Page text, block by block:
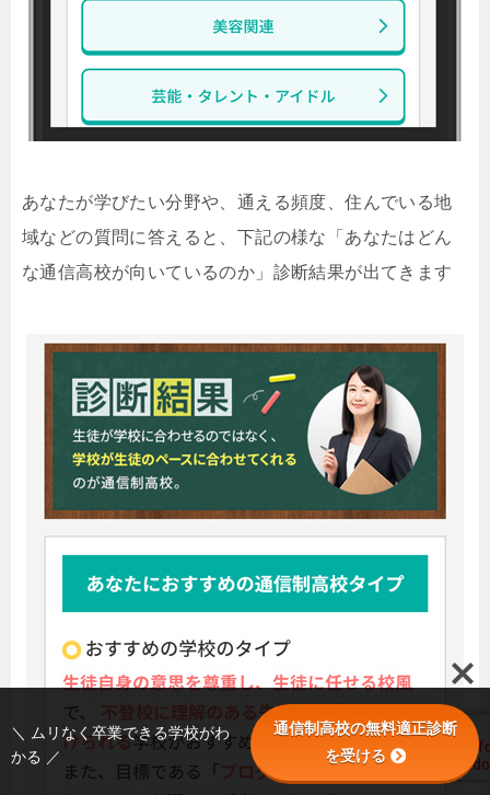
あなたが学びたい分野や、通える頻度、住んでいる地
域などの質問に答えると、下記の様な「あなたはどん
な通信高校が向いているのか」診断結果が出てきます
＼ ムリなく卒業できる学校がわ
かる ／
通信制高校の無料適正診断
を受ける